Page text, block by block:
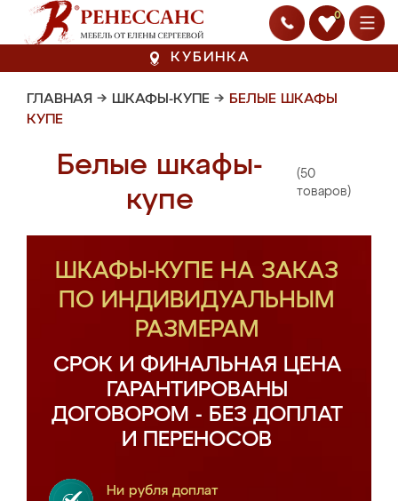
0
КУБИНКА
ГЛАВНАЯ → ШКАФЫ-КУПЕ → БЕЛЫЕ ШКАФЫ
КУПЕ
Белые шкафы-
купе
(50
товаров)
ШКАФЫ-КУПЕ НА ЗАКАЗ
ПО ИНДИВИДУАЛЬНЫМ
РАЗМЕРАМ
СРОК И ФИНАЛЬНАЯ ЦЕНА
ГАРАНТИРОВАНЫ
ДОГОВОРОМ - БЕЗ ДОПЛАТ
И ПЕРЕНОСОВ
Ни рубля доплат